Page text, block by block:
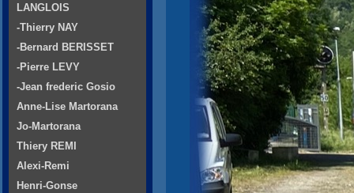
LANGLOIS
-Thierry NAY
-Bernard BERISSET
-Pierre LEVY
-Jean frederic Gosio
Anne-Lise Martorana
Jo-Martorana
Thiery REMI
Alexi-Remi
Henri-Gonse